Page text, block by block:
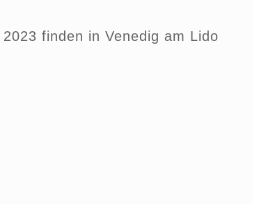
finden in Venedig am Lido